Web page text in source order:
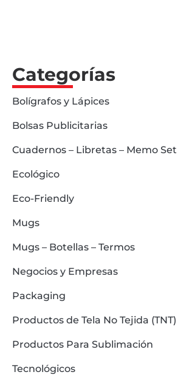
Categorías
Bolígrafos y Lápices
Bolsas Publicitarias
Cuadernos – Libretas – Memo Set
Ecológico
Eco-Friendly
Mugs
Mugs – Botellas – Termos
Negocios y Empresas
Packaging
Productos de Tela No Tejida (TNT)
Productos Para Sublimación
Tecnológicos